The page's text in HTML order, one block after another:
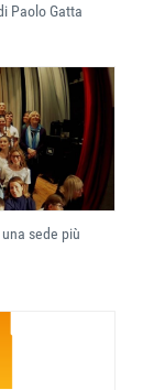
Paolo Gatta
sede più